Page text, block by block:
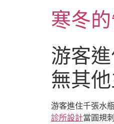
寒冬
游客
無其
游客進住千張水
診所設計當圓規